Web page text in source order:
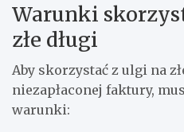
Warunki
złe długi
Aby skorzystać z ulgi na
niezapłaconej faktury,
warunki: